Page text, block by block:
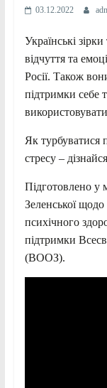
03.12.2022
Українські
відчуття та
Росії. Також
підтримки себе
Як турбуватися
стресу –
Підготовлено у
Зеленської
психічного
підтримки
(ВООЗ).